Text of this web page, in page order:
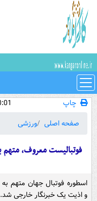
چاپ
04/13
صفحه اصلی
ورزشی
فوتبالیست معروف،
اسطوره فوتبال جهان متهم به
و اذیت یک خبرنگار خارجی شد.